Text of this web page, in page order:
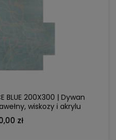
BLUE 200X300 | Dywan
wiskozy i akrylu
zł